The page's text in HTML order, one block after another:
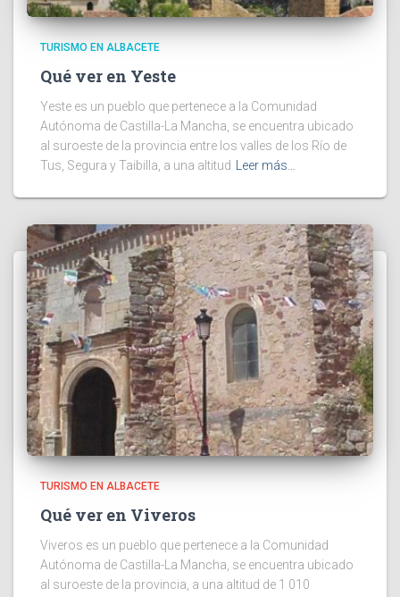
TURISMO EN ALBACETE
Qué ver en Yeste
Yeste es un pueblo que pertenece a la Comunidad
Autónoma de Castilla-La Mancha, se encuentra ubicado
al suroeste de la provincia entre los valles de los Río de
Tus, Segura y Taibilla, a una altitud Leer más…
TURISMO EN ALBACETE
Qué ver en Viveros
Viveros es un pueblo que pertenece a la Comunidad
Autónoma de Castilla-La Mancha, se encuentra ubicado
al suroeste de la provincia, a una altitud de 1 010